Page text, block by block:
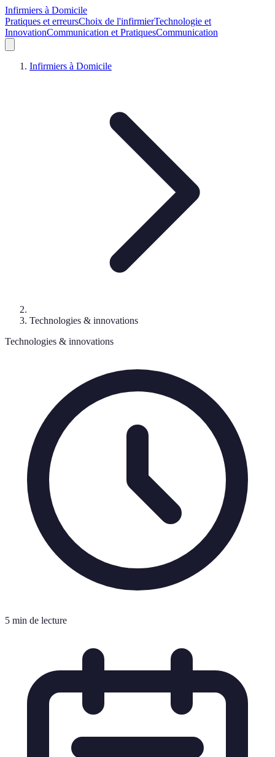
Infirmiers à Domicile
Pratiques et erreursChoix de l'infirmierTechnologie et
InnovationCommunication et PratiquesCommunication
Infirmiers à Domicile
Technologies & innovations
Technologies & innovations
5 min de lecture